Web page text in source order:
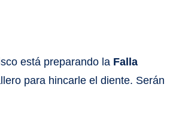
está preparando la Falla
para hincarle el diente. Serán